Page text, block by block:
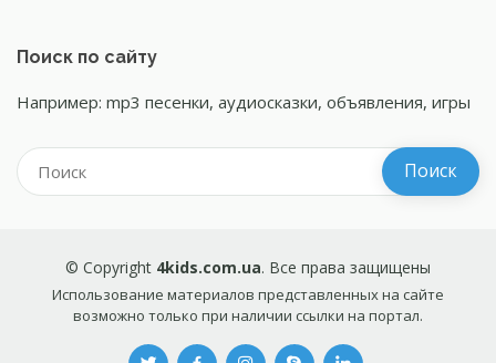
Поиск по сайту
Например: mp3 песенки, аудиосказки, объявления, игры
© Copyright 4kids.com.ua. Все права защищены
Использование материалов представленных на сайте
возможно только при наличии ссылки на портал.